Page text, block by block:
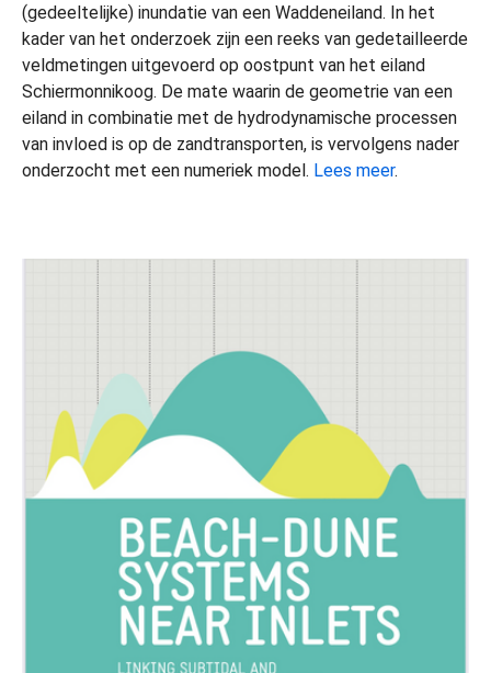
(gedeeltelijke) inundatie van een Waddeneiland. In het
kader van het onderzoek zijn een reeks van gedetailleerde
veldmetingen uitgevoerd op oostpunt van het eiland
Schiermonnikoog. De mate waarin de geometrie van een
eiland in combinatie met de hydrodynamische processen
van invloed is op de zandtransporten, is vervolgens nader
onderzocht met een numeriek model. Lees meer.